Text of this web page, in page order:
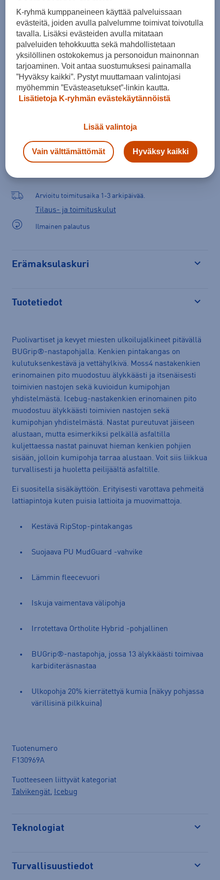
44 45 45,5 46 47
Kokotaulukko
Lisää ostoskoriin
Valitse koko nähdäksesi myymäläsaatavuuden.
Arvioitu toimitusaika 1-3 arkipäivää.
Tilaus- ja toimituskulut
Ilmainen palautus
Erämaksulaskuri
Tuotetiedot
Puolivartiset ja kevyet miesten ulkoilujalkineet pitävällä
BUGrip®-nastapohjalla. Kenkien pintakangas on
kulutuksenkestävä ja vettähylkivä. Moss4 nastakenkien
erinomainen pito muodostuu älykkäästi ja itsenäisesti
toimivien nastojen sekä kuvioidun kumipohjan
yhdistelmästä. Icebug-nastakenkien erinomainen pito
muodostuu älykkäästi toimivien nastojen sekä
kumipohjan yhdistelmästä. Nastat pureutuvat jäiseen
alustaan, mutta esimerkiksi pelkällä asfaltilla
kuljettaessa nastat painuvat hieman kenkien pohjien
sisään, jolloin kumipohja tarraa alustaan. Voit siis liikkua
turvallisesti ja huoletta peilijäältä asfaltille.
Ei suositella sisäkäyttöön. Erityisesti varottava pehmeitä
lattiapintoja kuten puisia lattioita ja muovimattoja.
Kestävä RipStop-pintakangas
Suojaava PU MudGuard -vahvike
Lämmin fleecevuori
Iskuja vaimentava välipohja
Irrotettava Ortholite Hybrid -pohjallinen
BUGrip®-nastapohja, jossa 13 älykkäästi toimivaa
karbiditeräsnastaa
Ulkopohja 20% kierrätettyä kumia (näkyy pohjassa
värillisinä pilkkuina)
Tuotenumero
F130969A
Tuotteeseen liittyvät kategoriat
Talvikengät, Icebug
Teknologiat
Turvallisuustiedot
K-ryhmä kumppaneineen käyttää palveluissaan
evästeitä, joiden avulla palvelumme toimivat toivotulla
tavalla. Lisäksi evästeiden avulla mitataan
palveluiden tehokkuutta sekä mahdollistetaan
yksilöllinen ostokokemus ja personoidun mainonnan
tarjoaminen. Voit antaa suostumuksesi painamalla
”Hyväksy kaikki”. Pystyt muuttamaan valintojasi
myöhemmin ”Evästeasetukset”-linkin kautta.
Lisätietoja K-ryhmän evästekäytännöistä
Lisää valintoja
Vain välttämättömät Hyväksy kaikki